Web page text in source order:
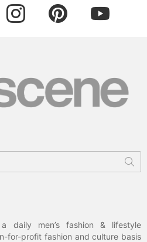
instagram pinterest
daily men’s fashion & lifestyle
for-profit fashion and culture basis